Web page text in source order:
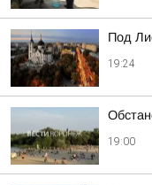
Под
19:24
19:00